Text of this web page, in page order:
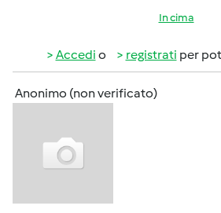
In cima
Accedi o registrati per
Anonimo (non verificato)